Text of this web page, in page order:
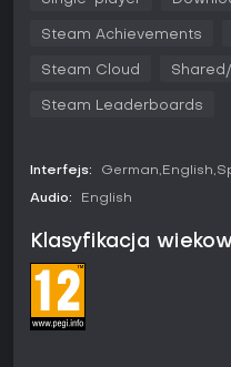
Cans or any of the other
customization items like the
Chu found within the Tool-
Robbers are!
Steam Achievements
Steam Cloud
Steam Leaderboards
Interfejs: German English
Audio: English
Klasyfikacja